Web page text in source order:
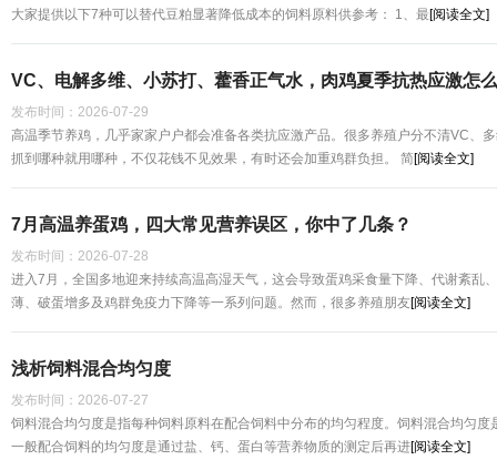
大家提供以下7种可以替代豆粕显著降低成本的饲料原料供参考： 1、最[阅读全文]
VC、电解多维、小苏打、藿香正气水，肉鸡夏季抗热应激怎
发布时间： 2026-07-29
高温季节养鸡，几乎家家户户都会准备各类抗应激产品。很多养殖户分不清VC、
抓到哪种就用哪种，不仅花钱不见效果，有时还会加重鸡群负担。 简[阅读全文]
7月高温养蛋鸡，四大常见营养误区，你中了几条？
发布时间： 2026-07-28
进入7月，全国多地迎来持续高温高湿天气，这会导致蛋鸡采食量下降、代谢紊乱
薄、破蛋增多及鸡群免疫力下降等一系列问题。然而，很多养殖朋友[阅读全文]
浅析饲料混合均匀度
发布时间： 2026-07-27
饲料混合均匀度是指每种饲料原料在配合饲料中分布的均匀程度。饲料混合均匀
一般配合饲料的均匀度是通过盐、钙、蛋白等营养物质的测定后再进[阅读全文]